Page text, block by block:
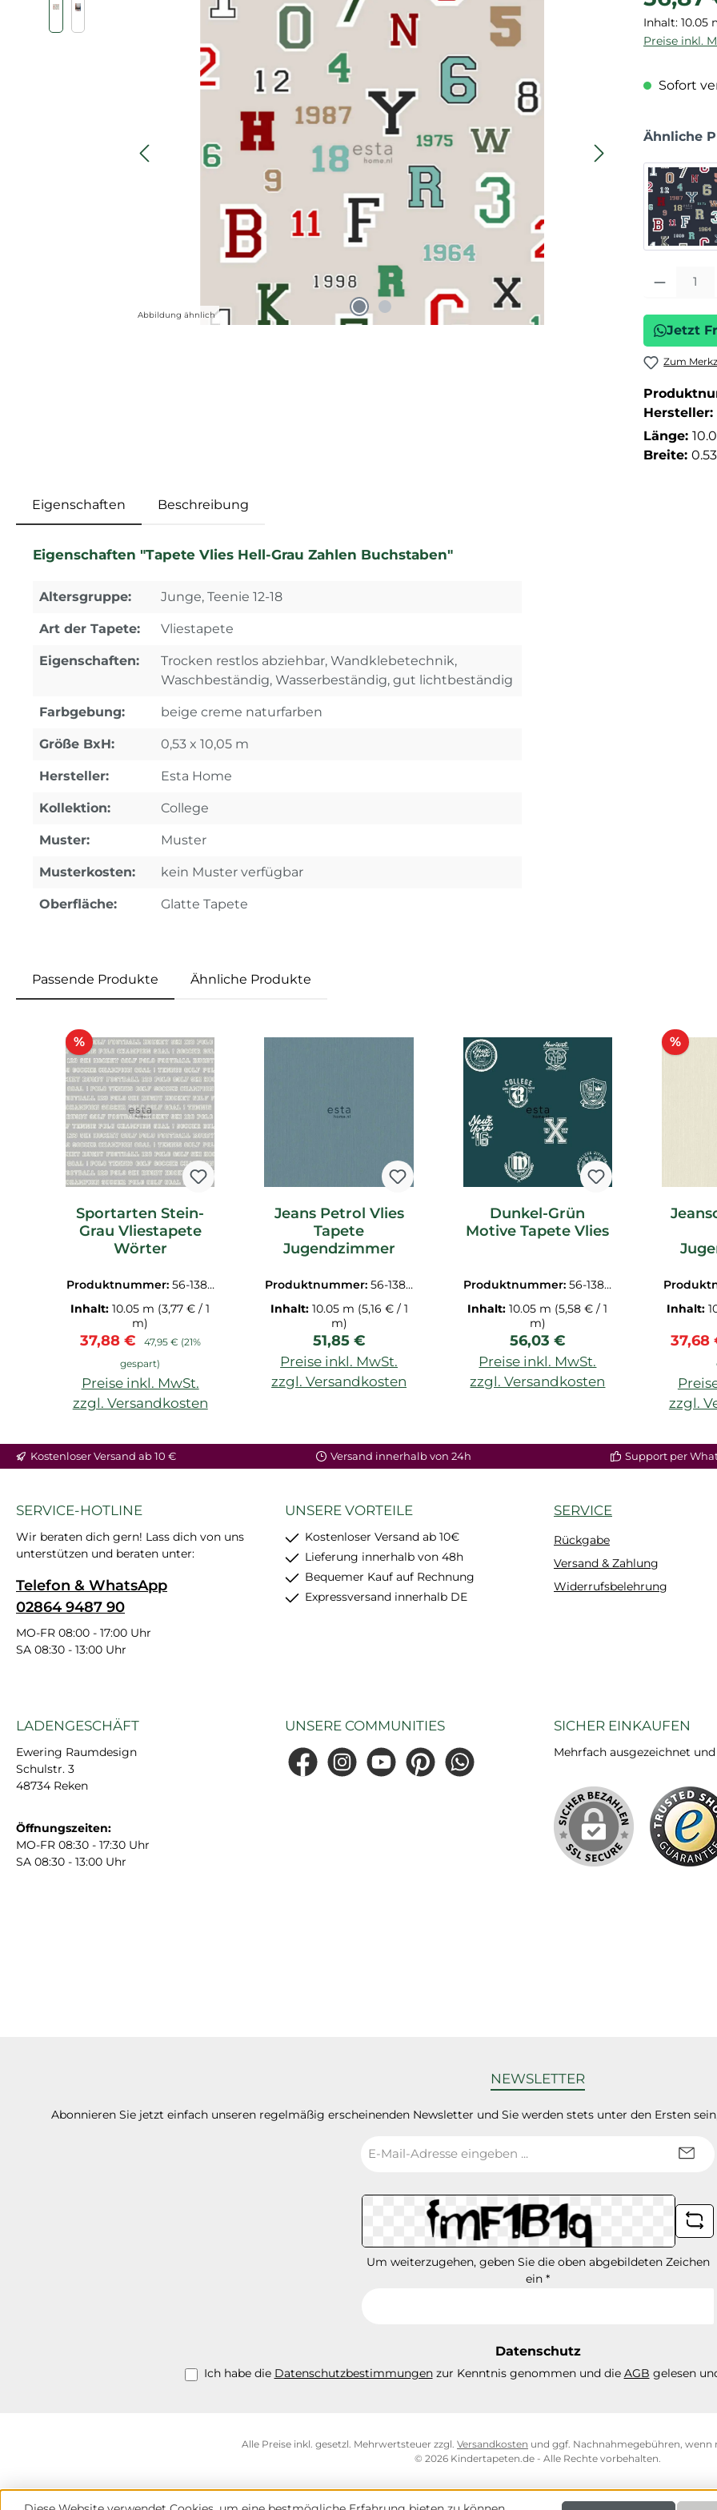
Abbildung ähnlich
Inhalt: 10.05
Preise inkl.
Sofort
Ähnliche
Produkt
Jetzt
Zum
Hersteller:
Länge:
Breite:
Eigenschaften Beschreibung
Eigenschaften "Tapete Vlies Hell-Grau Zahlen Buchstaben"
Altersgruppe: Junge, Teenie 12-18
Art der Tapete: Vliestapete
Eigenschaften:
Trocken restlos abziehbar, Wandklebetechnik,
Waschbeständig, Wasserbeständig, gut lichtbeständig
Farbgebung: beige creme naturfarben
Größe BxH: 0,53 x 10,05 m
Hersteller: Esta Home
Kollektion: College
Muster: Muster
Musterkosten: kein Muster verfügbar
Oberfläche: Glatte Tapete
Passende Produkte Ähnliche Produkte
%Rabatt
Sportarten Stein-
Grau Vliestapete
Wörter
Produktnummer: 56-1388
Inhalt:10.05 m (3,77 € / 1
m)
Verkaufspreis:
37,88 € Regulärer Preis:
47,95 € (21%
gespart)
Preise inkl. MwSt.
zzgl. Versandkosten
Jeans Petrol Vlies
Tapete
Jugendzimmer
Produktnummer:56-1388
Inhalt: 10.05 m (5,16 € / 1
m)
Regulärer Preis:
51,85 €
Preise inkl. MwSt.
zzgl. Versandkosten
Dunkel-Grün
Motive Tapete Vlies
Produktnummer:56-1388
Inhalt:10.05 m (5,58 € / 1
m)
Regulärer Preis:
56,03 €
Preise inkl. MwSt.
zzgl. Versandkosten
%
Inhalt:
zzgl.
Kostenloser Versand ab 10 € Versand innerhalb von 24h Support per
SERVICE-HOTLINE
Wir beraten dich gern! Lass dich von uns
unterstützen und beraten unter:
Telefon & WhatsApp
02864 9487 90
MO-FR 08:00 - 17:00 Uhr
SA 08:30 - 13:00 Uhr
UNSERE VORTEILE
Kostenloser Versand ab 10€
Lieferung innerhalb von 48h
Bequemer Kauf auf Rechnung
Expressversand innerhalb DE
SERVICE
Rückgabe
Versand & Zahlung
Widerrufsbelehrung
LADENGESCHÄFT
Ewering Raumdesign
Schulstr. 3
48734 Reken
Öffnungszeiten:
MO-FR 08:30 - 17:30 Uhr
SA 08:30 - 13:00 Uhr
UNSERE COMMUNITIES
FacebookInstagramYouTubePinterestWhatsApp
SICHER EINKAUFEN
Mehrfach ausgezeichnet
NEWSLETTER
Abonnieren Sie jetzt einfach unseren regelmäßig erscheinenden Newsletter und Sie werden stets unter den Ersten
Mail-
*
Um weiterzugehen, geben Sie die oben abgebildeten Zeichen
ein *
Datenschutz
Ich habe die Datenschutzbestimmungenzur Kenntnis genommen und die AGB gelesen
Alle Preise inkl. gesetzl. Mehrwertsteuer zzgl. Versandkosten und ggf. Nachnahmegebühren, wenn
© 2026 Kindertapeten.de - Alle Rechte vorbehalten.